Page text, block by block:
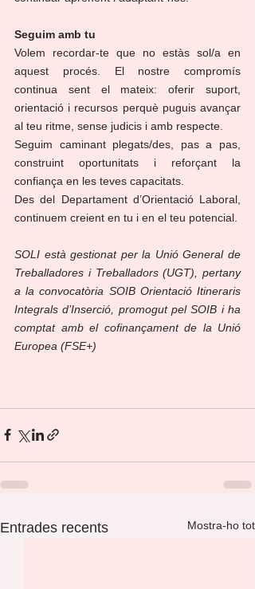
Seguim amb tu
Volem recordar-te que no estàs sol/a en
aquest procés. El nostre compromís
continua sent el mateix: oferir suport,
orientació i recursos perquè puguis avançar
al teu ritme, sense judicis i amb respecte.
Seguim caminant plegats/des, pas a pas,
construint oportunitats i reforçant la
confiança en les teves capacitats.
Des del Departament d’Orientació Laboral,
continuem creient en tu i en el teu potencial.
SOLI està gestionat per la Unió General de
Treballadores i Treballadors (UGT), pertany
a la convocatòria SOIB Orientació Itineraris
Integrals d’Inserció, promogut pel SOIB i ha
comptat amb el cofinançament de la Unió
Europea (FSE+)
Entrades recents Mostra-ho tot